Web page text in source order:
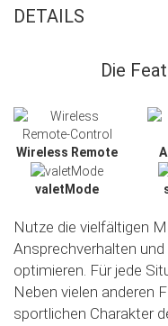
DETAILS
Die
Wireless Remote
valetMode
Nutze die vielfältigen
Ansprechverhalten
optimieren. Für jede
Neben vielen anderen
sportlichen Charakter